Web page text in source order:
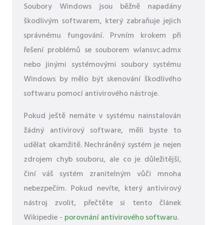
Soubory Windows jsou běžně napadány
škodlivým softwarem, který zabraňuje jejich
správnému fungování. Prvním krokem při
řešení problémů se souborem wlansvc.admx
nebo jinými systémovými soubory systému
Windows by mělo být skenování škodlivého
softwaru pomocí antivirového nástroje.
Pokud ještě nemáte v systému nainstalován
žádný antivirový software, měli byste to
udělat okamžitě. Nechráněný systém je nejen
zdrojem chyb souboru, ale co je důležitější,
činí váš systém zranitelným vůči mnoha
nebezpečím. Pokud nevíte, který antivirový
nástroj zvolit, přečtěte si tento článek
Wikipedie - porovnání antivirového softwaru.